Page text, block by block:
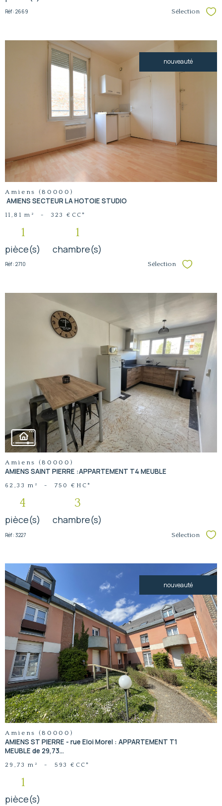
Réf : 2669 Sélection
nouveauté
bien
Amiens (80000)
AMIENS SECTEUR LA HOTOIE STUDIO
11,81 m² - 323 € CC*
1
pièce(s)
1
chambre(s)
Réf : 2710 Sélection Sélectionner
voir le
bien
Amiens (80000)
AMIENS SAINT PIERRE :APPARTEMENT T4 MEUBLE
62,33 m² - 750 € HC*
4
pièce(s)
3
chambre(s)
Réf : 3227 Sélection
nouveauté
voir le
bien
Amiens (80000)
AMIENS ST PIERRE - rue Eloi Morel : APPARTEMENT T1
MEUBLE de 29,73...
29,73 m² - 593 € CC*
1
pièce(s)